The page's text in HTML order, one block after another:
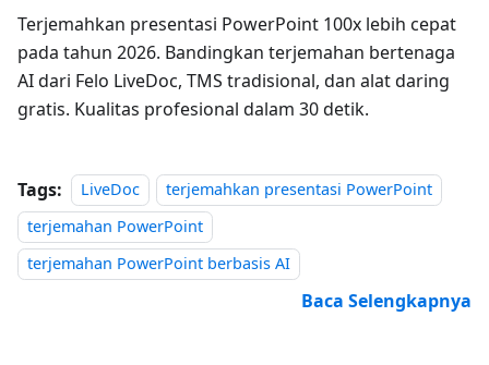
Terjemahkan presentasi PowerPoint 100x lebih cepat
pada tahun 2026. Bandingkan terjemahan bertenaga
AI dari Felo LiveDoc, TMS tradisional, dan alat daring
gratis. Kualitas profesional dalam 30 detik.
Tags: LiveDoc
terjemahkan presentasi PowerPoint
terjemahan PowerPoint
terjemahan PowerPoint berbasis AI
Baca Selengkapnya